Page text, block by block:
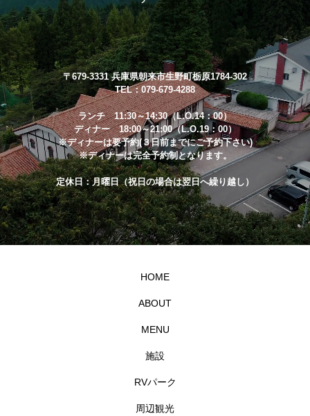
〒679-3331 兵庫県朝来市生野町栃原1784-302
TEL：079-679-4288
ランチ 11:30～14:30（L.O.14：00）
ディナー 18:00～21:00（L.O.19：00）
※ディナーは要予約(３日前までにご予約下さい)
※ディナーは完全予約制となります。
定休日：月曜日（祝日の場合は翌日へ繰り越し）
HOME
ABOUT
MENU
施設
RVパーク
周辺観光